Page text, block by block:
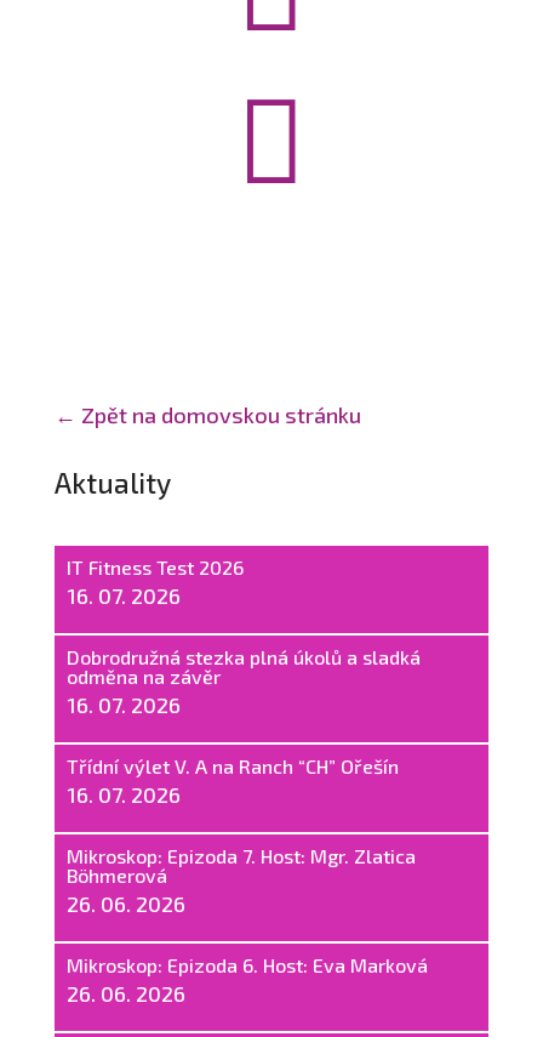

← Zpět na domovskou stránku
Aktuality
IT Fitness Test 2026
16. 07. 2026
Dobrodružná stezka plná úkolů a sladká
odměna na závěr
16. 07. 2026
Třídní výlet V. A na Ranch “CH” Ořešín
16. 07. 2026
Mikroskop: Epizoda 7. Host: Mgr. Zlatica
Böhmerová
26. 06. 2026
Mikroskop: Epizoda 6. Host: Eva Marková
26. 06. 2026